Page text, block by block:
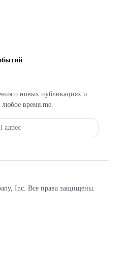
о новых публикациях и
время.me.
Inc. Все права защищены.